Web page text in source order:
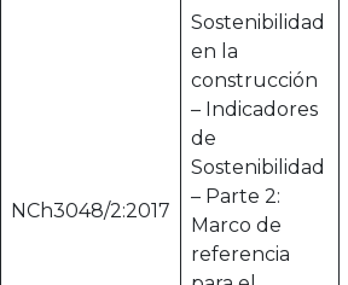
NCh3048/2:2017
Sostenibilidad
en la
construcción
– Indicadores
de
Sostenibilidad
– Parte 2:
Marco de
referencia